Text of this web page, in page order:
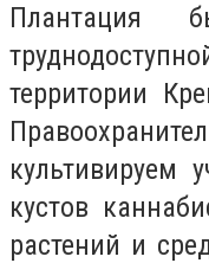
Плантация
территории
культивируем
кустов
растений и